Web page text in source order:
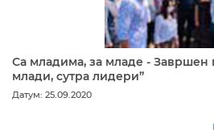
Са младима, за младе - Завршен
млади, сутра лидери”
Датум: 25.09.2020